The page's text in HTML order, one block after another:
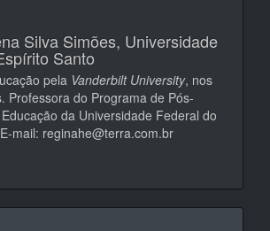
Silva Simões, Universidade
Santo
pela Vanderbilt University, nos
Professora do Programa de Pós-
da Universidade Federal do
mail: reginahe@terra.com.br